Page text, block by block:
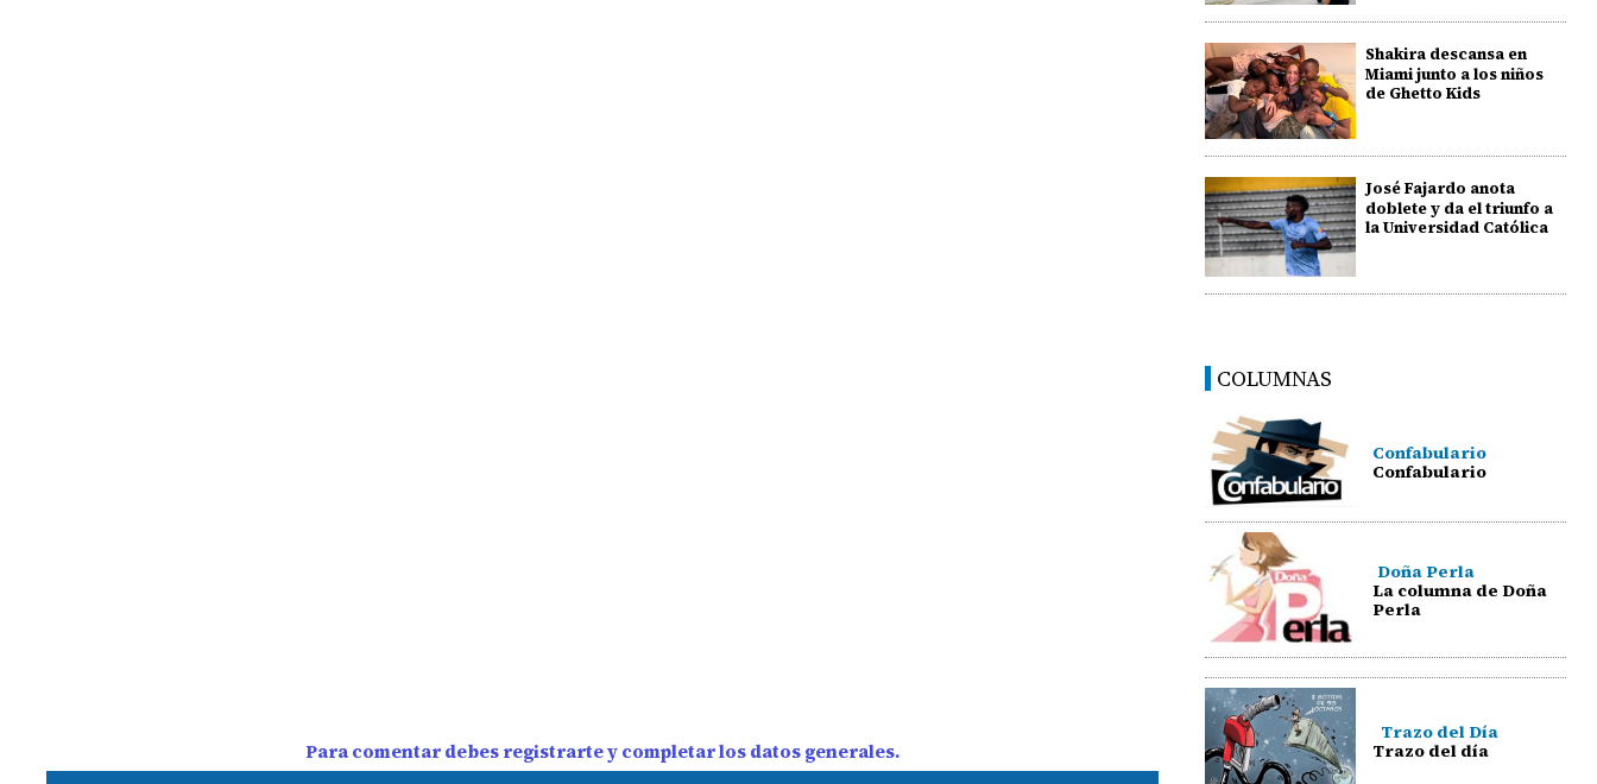
Para comentar debes registrarte y completar los datos generales.
Shakira descansa en
Miami junto a los niños
de Ghetto Kids
José Fajardo anota
doblete y da el triunfo a
la Universidad Católica
COLUMNAS
Confabulario
Confabulario
Doña Perla
La columna de Doña
Perla
Trazo del Día
Trazo del día